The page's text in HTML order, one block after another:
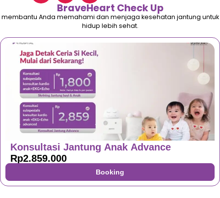
BraveHeart Check Up
membantu Anda memahami dan menjaga kesehatan jantung untuk
hidup lebih sehat.
Konsultasi Jantung Anak Advance
Rp2.859.000
Booking